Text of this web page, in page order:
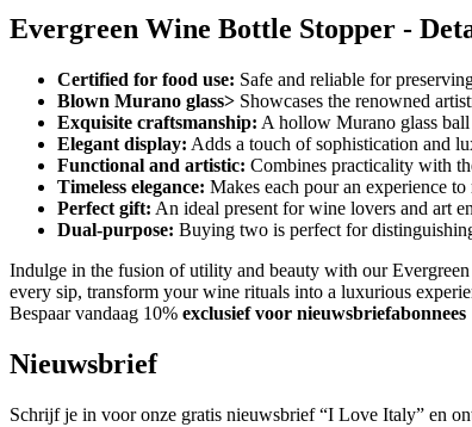
Evergreen Wine Bottle Stopper -
Certified for food use: Safe and reliable for
Blown Murano glass> Showcases the renowned
Exquisite craftsmanship: A hollow Murano glass
Elegant display: Adds a touch of sophistication and
Functional and artistic: Combines practicality with
Timeless elegance: Makes each pour an experience
Perfect gift: An ideal present for wine lovers and art
Dual-purpose: Buying two is perfect for
Indulge in the fusion of utility and beauty with our
every sip, transform your wine rituals into a luxurious
Bespaar vandaag 10% exclusief voor nieuwsbriefabonnees
Nieuwsbrief
Schrijf je in voor onze gratis nieuwsbrief “I Love Italy” en